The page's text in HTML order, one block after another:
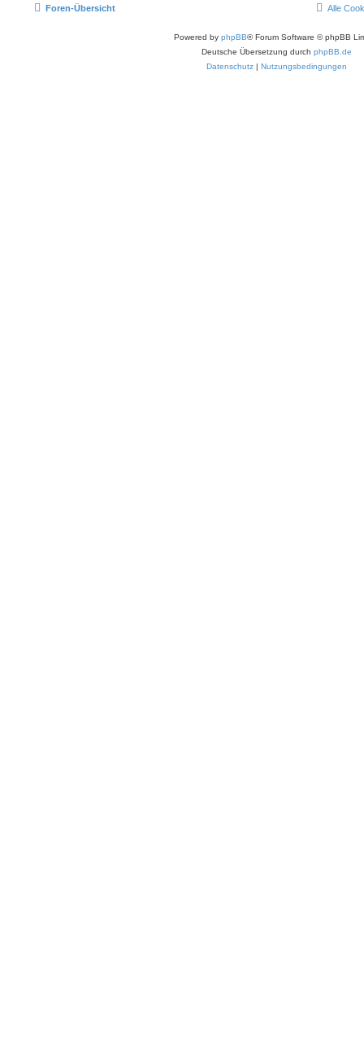
Foren-Übersicht Alle
Powered by phpBB® Forum Software © phpBB
Deutsche Übersetzung durch phpBB.de
Datenschutz | Nutzungsbedingungen